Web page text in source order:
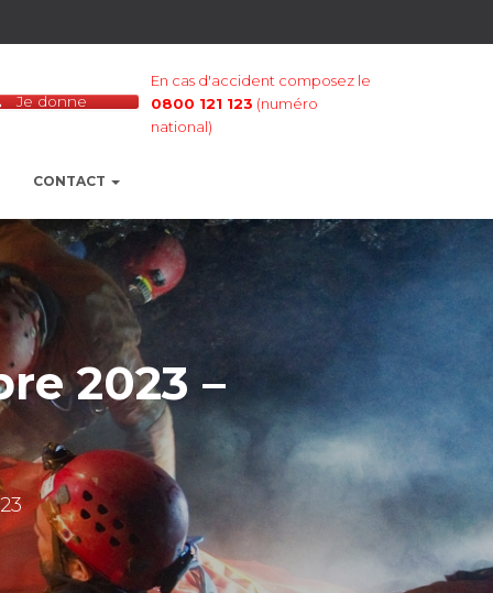
Je donne
En cas d'accident composez le
0800 121 123 (numéro
national)
CONTACT
2023 –